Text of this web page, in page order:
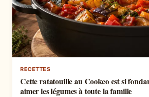
RECETTES
Cette ratatouille au Cookeo est si
aimer les légumes à toute la famille